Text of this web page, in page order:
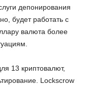
депонирования
будет работать с
валюта более
13 криптовалют,
Lockscrow